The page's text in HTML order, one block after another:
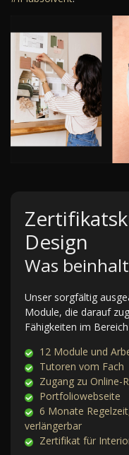
Design
Was
Unser sorgfältig
Module, die darauf
Fähigkeiten im
12 Module und
Tutoren vom Fach
Zugang zu Online-
Portfoliowebseite
6 Monate
verlängerbar
Zertifikat für